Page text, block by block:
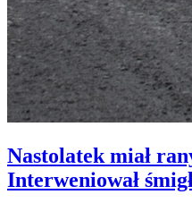
Nastolatek miał
Interweniował